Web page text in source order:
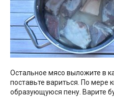
Остальное мясо выложите в
поставьте вариться. По мере
образующуюся пену. Варите